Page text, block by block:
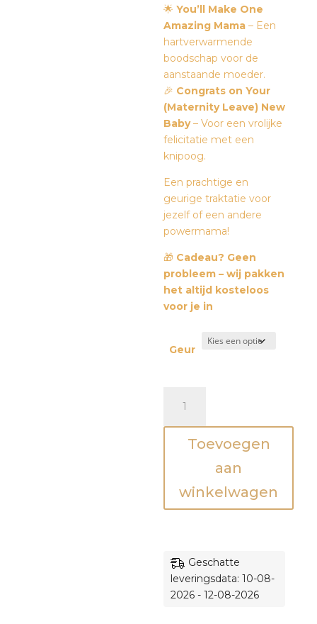
🌟You’ll Make One
Amazing Mama – Een
hartverwarmende
boodschap voor de
aanstaande moeder.
🎉 Congrats on Your
(Maternity Leave) New
Baby– Voor een vrolijke
felicitatie met een
knipoog.
Een prachtige en
geurige traktatie voor
jezelf of een andere
powermama!
🎁 Cadeau? Geen
probleem – wij pakken
het altijd kosteloos
voor je in
Geur
You'll
make
aantal
Toevoegen
aan
winkelwagen
Geschatte
leveringsdata: 10-08-
2026 - 12-08-2026